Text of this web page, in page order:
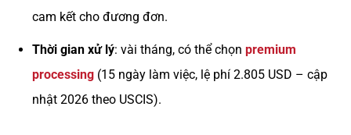
cam kết cho đương đơn.
Thời gian xử lý: vài tháng, có thể chọn premium
processing(15 ngày làm việc, lệ phí 2.805 USD – cập
nhật 2026 theo USCIS).